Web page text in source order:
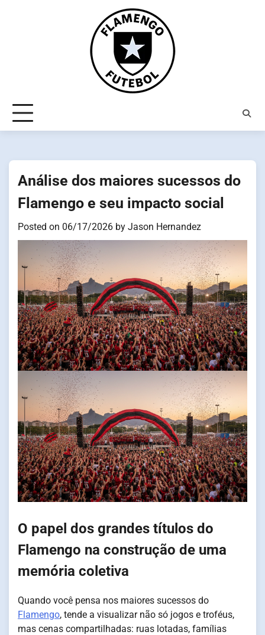
Análise dos maiores sucessos do
Flamengo e seu impacto social
Posted on 06/17/2026 by Jason Hernandez
O papel dos grandes títulos do
Flamengo na construção de uma
memória coletiva
Quando você pensa nos maiores sucessos do
Flamengo, tende a visualizar não só jogos e troféus,
mas cenas compartilhadas: ruas lotadas, famílias